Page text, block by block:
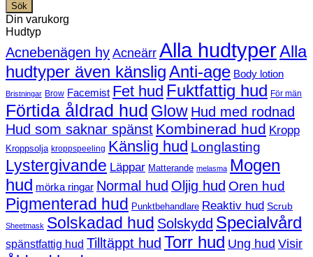
Sök
Din varukorg
Hudtyp
Acnebenägen hy Acneärr Alla hudtyperAlla
hudtyper även känsligAnti-age Body lotion
Bristningar Brow Facemist Fet hud Fuktfattig hud För män
Förtida åldrad hud Glow Hud med rodnad
Hud som saknar spänst Kombinerad hud Kropp
Kroppsolja kroppspeeling Känslig hud Longlasting
Lystergivande Läppar Matterande melasma Mogen
hud mörka ringar Normal hud Oljig hud Oren hud
Pigmenterad hud Punktbehandlare Reaktiv hud Scrub
Sheetmask Solskadad hud Solskydd Specialvård
spänstfattig hud Tilltäppt hud Torr hud Ung hud Visir